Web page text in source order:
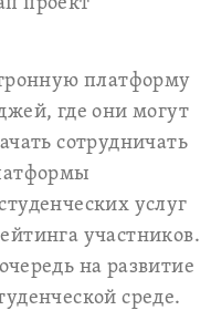
платформу
где они могут
сотрудничать
услуг
участников.
на развитие
среде.